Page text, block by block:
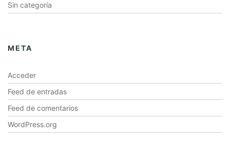
Sin categoría
META
Acceder
Feed de entradas
Feed de comentarios
WordPress.org